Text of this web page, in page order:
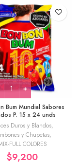
Bum Mundial Sabores
P. 15 x 24 unds
Duros y Blandos,
y Chupetas,
FULL COLORES
$9,200